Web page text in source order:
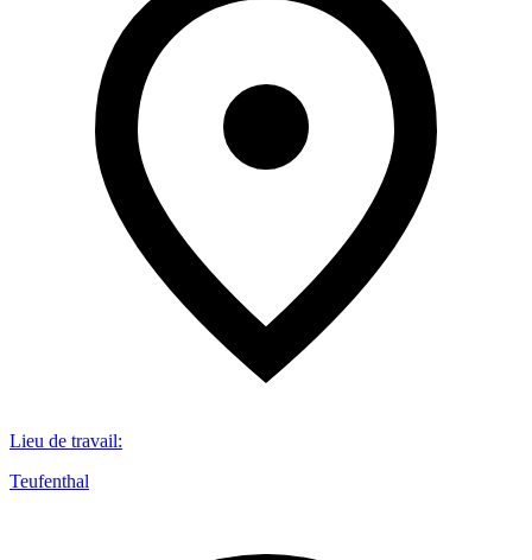
Lieu de travail:
Teufenthal